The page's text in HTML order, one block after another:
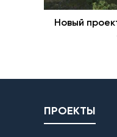
Новый
ПРОЕКТЫ